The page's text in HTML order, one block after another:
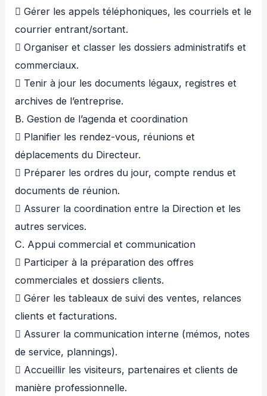
 Gérer les appels téléphoniques, les courriels et le
courrier entrant/sortant.
 Organiser et classer les dossiers administratifs et
commerciaux.
 Tenir à jour les documents légaux, registres et
archives de l’entreprise.
B. Gestion de l’agenda et coordination
 Planifier les rendez-vous, réunions et
déplacements du Directeur.
 Préparer les ordres du jour, compte rendus et
documents de réunion.
 Assurer la coordination entre la Direction et les
autres services.
C. Appui commercial et communication
 Participer à la préparation des offres
commerciales et dossiers clients.
 Gérer les tableaux de suivi des ventes, relances
clients et facturations.
 Assurer la communication interne (mémos, notes
de service, plannings).
 Accueillir les visiteurs, partenaires et clients de
manière professionnelle.